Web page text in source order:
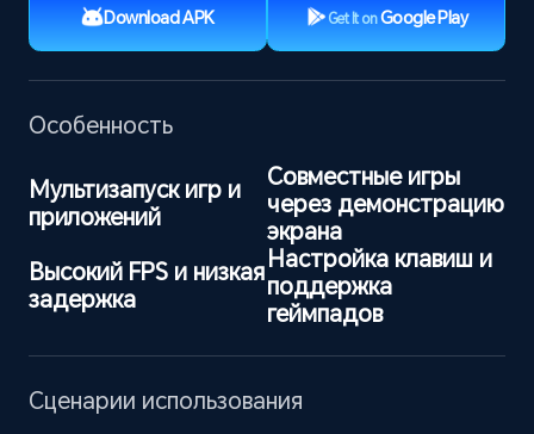
Download APK Get It onGoogle Play
Особенность
Мультизапуск игр и
приложений
Совместные игры
через демонстрацию
экрана
Высокий FPS и низкая
задержка
Настройка клавиш и
поддержка
геймпадов
Сценарии использования